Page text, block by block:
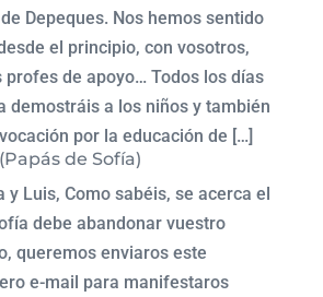
Depeques. Nos hemos sentido
el principio, con vosotros,
profes de apoyo… Todos los días
demostráis a los niños y también
por la educación de […]
de Sofía)
y Luis, Como sabéis, se acerca el
debe abandonar vuestro
queremos enviaros este
e-mail para manifestaros